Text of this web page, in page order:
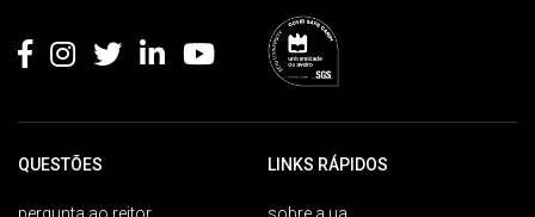
QUESTÕES LINKS RÁPIDOS